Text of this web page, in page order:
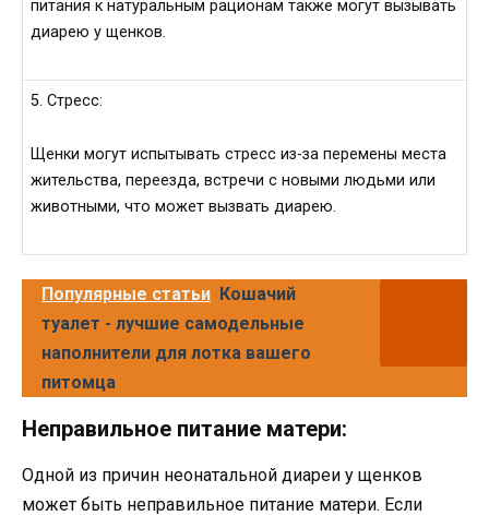
питания к натуральным рационам также могут вызывать
диарею у щенков.
5. Стресс:
Щенки могут испытывать стресс из-за перемены места
жительства, переезда, встречи с новыми людьми или
животными, что может вызвать диарею.
Популярные статьи Кошачий
туалет - лучшие самодельные
наполнители для лотка вашего
питомца
Неправильное питание матери:
Одной из причин неонатальной диареи у щенков
может быть неправильное питание матери. Если